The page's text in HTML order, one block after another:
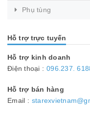
Phụ tùng
Hỗ trợ trực tuyến
Hỗ trợ kinh doanh
Điện thoại : 096.237.
Hỗ trợ bán hàng
Email :